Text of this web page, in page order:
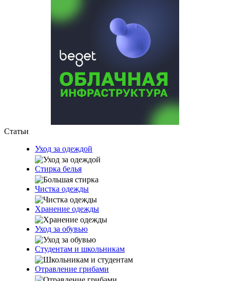
Статьи
Уход за одеждой
Стирка белья
Чистка одежды
Хранение одежды
Уход за обувью
Студентам и школьникам
Отравление грибами